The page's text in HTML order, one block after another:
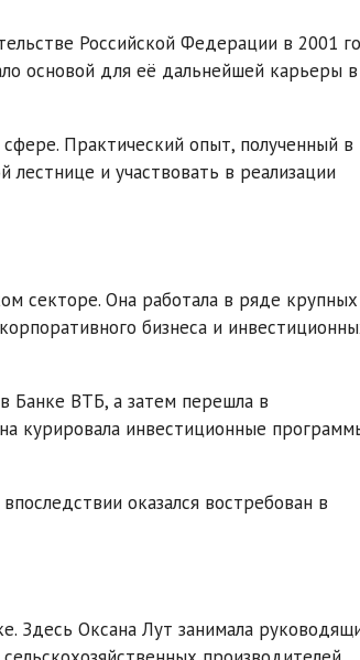
Российской Федерации в 2001
основой для её дальнейшей карьеры в
Практический опыт, полученный в
лестнице и участвовать в реализации
секторе. Она работала в ряде крупных
бизнеса и
Банке ВТБ, а затем перешла в
курировала инвестиционные
оказался востребован в
Здесь Оксана Лут занимала